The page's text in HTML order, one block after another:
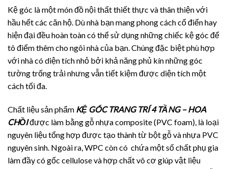
Kệ góc là một món đồ nội thất thiết thực và thân thiện với
hầu hết các căn hộ. Dù nhà bạn mang phong cách cổ điển hay
hiện đại đều hoàn toàn có thể sử dụng những chiếc kệ góc để
tô điểm thêm cho ngôi nhà của bạn. Chúng đặc biệt phù hợp
với nhà có diện tích nhỏ bởi khả năng phủ kín những góc
tường trống trải nhưng vẫn tiết kiệm được diện tích một
cách tối đa.
Chất liệu sản phẩm KỆ GÓC TRANG TRÍ 4 TẦNG – HOA
CHỒIđược làm bằng gỗ nhựa composite (PVC foam), là loại
nguyên liệu tổng hợp được tạo thành từ bột gỗ và nhựa PVC
nguyên sinh. Ngoài ra, WPC còn có chứa một số chất phụ gia
làm đầy có gốc cellulose và hợp chất vô cơ giúp vật liệu